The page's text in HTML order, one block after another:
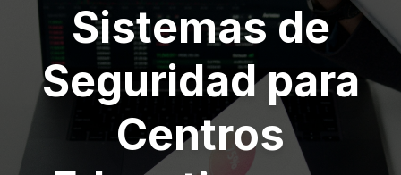
Sistemas de
Seguridad para
Centros